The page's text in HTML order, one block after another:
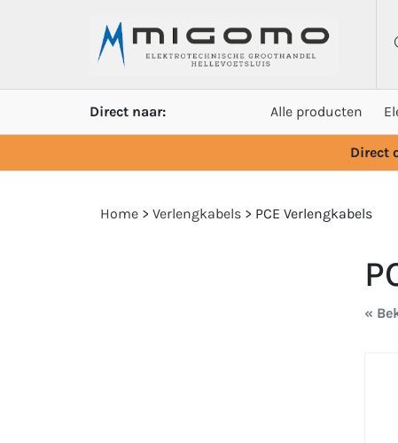
Direct naar: Alle producten
Direct
Home > Verlengkabels > PCE Verlengkabels
«